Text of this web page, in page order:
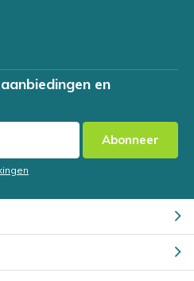
en
Abonneer